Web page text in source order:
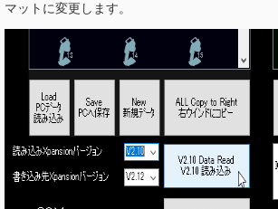
マットに変更します。